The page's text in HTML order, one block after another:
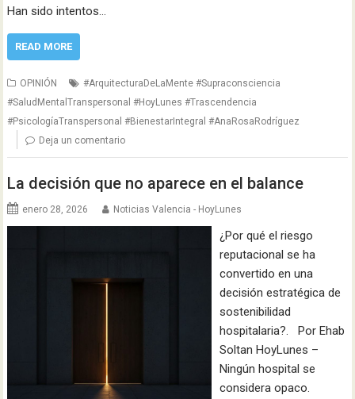
Han sido intentos…
READ MORE
OPINIÓN
#ArquitecturaDeLaMente #Supraconsciencia
#SaludMentalTranspersonal #HoyLunes #Trascendencia
#PsicologíaTranspersonal #BienestarIntegral #AnaRosaRodríguez
Deja un comentario
La decisión que no aparece en el balance
enero 28, 2026 Noticias Valencia - HoyLunes
¿Por qué el riesgo
reputacional se ha
convertido en una
decisión estratégica de
sostenibilidad
hospitalaria?. Por Ehab
Soltan HoyLunes –
Ningún hospital se
considera opaco.